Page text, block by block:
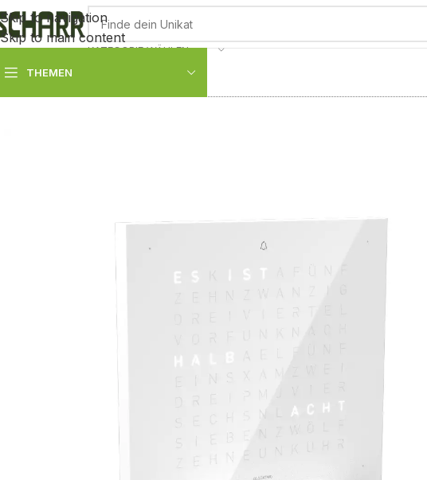
Skip to navigation
Skip to main content
KATEGORIE WÄHLEN
THEMEN